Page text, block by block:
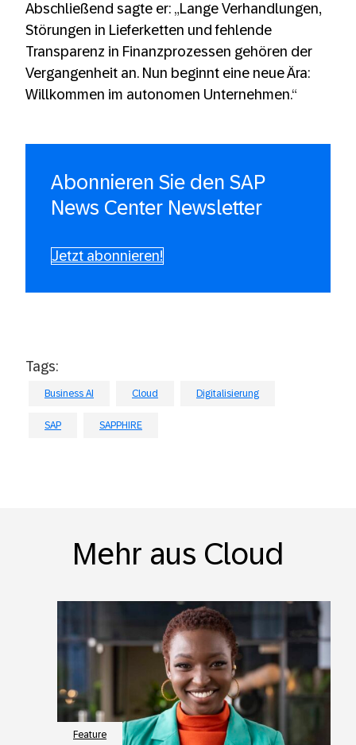
Abschließend sagte er: „Lange Verhandlungen,
Störungen in Lieferketten und fehlende
Transparenz in Finanzprozessen gehören der
Vergangenheit an. Nun beginnt eine neue Ära:
Willkommen im autonomen Unternehmen.“
Abonnieren Sie den SAP
News Center Newsletter
Jetzt abonnieren!
Tags:
Business AI Cloud Digitalisierung
SAP SAPPHIRE
Mehr aus Cloud
Feature